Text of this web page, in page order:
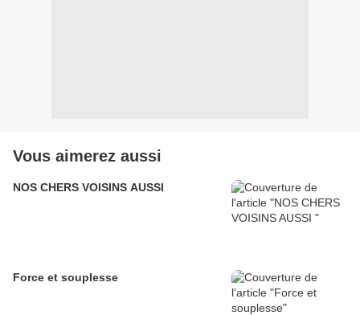
Vous aimerez aussi
NOS CHERS VOISINS AUSSI
Force et souplesse